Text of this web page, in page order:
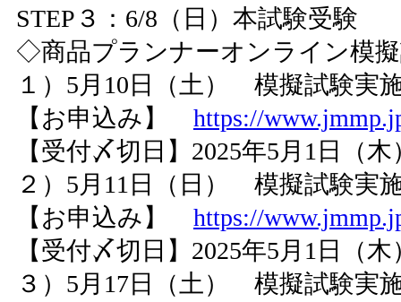
STEP３：6/8（日）本試験受験
◇商品プランナーオンライン模
１）5月10日（土） 模擬試験実
【お申込み】 https://
【受付〆切日】2025年5月1日（木
２）5月11日（日） 模擬試験実
【お申込み】 https://
【受付〆切日】2025年5月1日（木
３）5月17日（土） 模擬試験実